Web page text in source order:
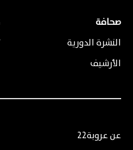
صحافة
النشرة الدورية
الأرشيف
عن عروبة22